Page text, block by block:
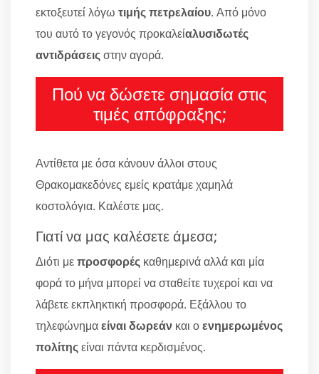
εκτοξευτεί λόγω τιμής πετρελαίου. Από μόνο
του αυτό το γεγονός προκαλείαλυσιδωτές
αντιδράσειςστην αγορά.
Πού να δώσετε σημασία στις
τιμές απόφραξης;
Αντίθετα με όσα κάνουν άλλοι στους
Θρακομακεδόνες εμείς κρατάμε χαμηλά
κοστολόγια. Καλέστε μας.
Γιατί να μας καλέσετε άμεσα;
Διότι μεπροσφορές καθημερινά αλλά και μία
φορά το μήνα μπορεί να σταθείτε τυχεροί και να
λάβετε εκπληκτική προσφορά. Εξάλλου το
τηλεφώνημαείναι δωρεάν και οενημερωμένος
πολίτηςείναι πάντα κερδισμένος.